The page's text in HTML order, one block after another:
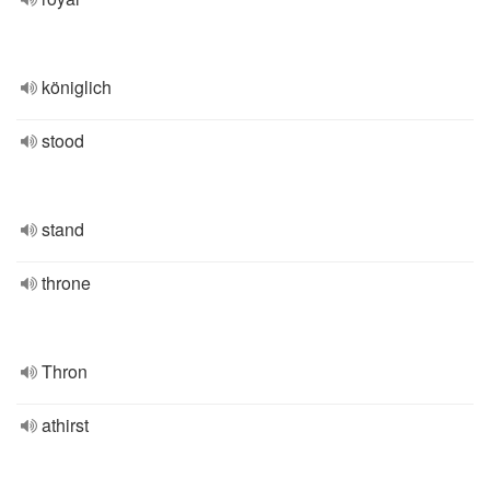
königlich
stood
stand
throne
Thron
athirst